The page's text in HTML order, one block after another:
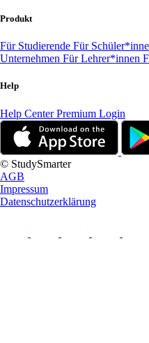
Produkt
Für Studierende Für
Unternehmen Für Lehrer*innen
Help
Help CenterPremium Login
© StudySmarter
AGB
Impressum
Datenschutzerklärung